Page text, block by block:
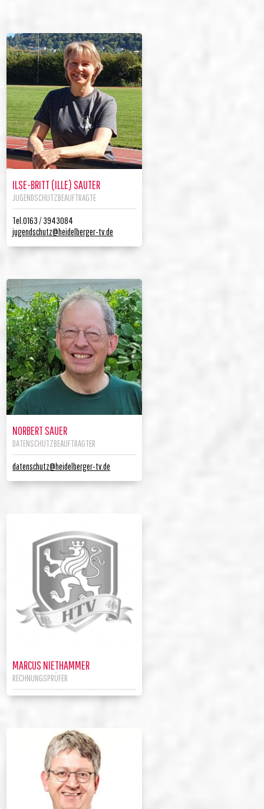
ILSE-BRITT (ILLE) SAUTER
JUGENDSCHUTZBEAUFTRAGTE
Tel.0163 / 3943084
jugendschutz@heidelberger-tv.de
NORBERT SAUER
DATENSCHUTZBEAUFTRAGTER
datenschutz@heidelberger-tv.de
MARCUS NIETHAMMER
RECHNUNGSPRÜFER